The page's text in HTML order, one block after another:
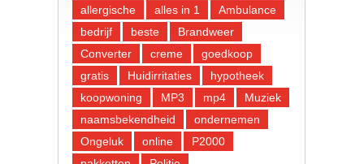
allergische
alles in 1
Ambulance
bedrijf
beste
Brandweer
Converter
creme
goedkoop
gratis
Huidirritaties
hypotheek
koopwoning
MP3 mp4
Muziek
naamsbekendheid
ondernemen
Ongeluk
online
P2000